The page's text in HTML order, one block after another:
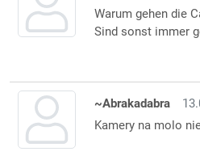
Warum gehen die
Sind sonst immer
~Abrakadabra
Kamery na molo